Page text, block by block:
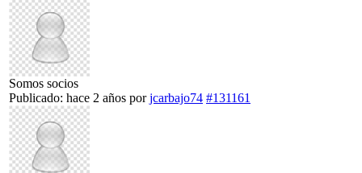
Somos socios
Publicado: hace 2 años porjcarbajo74 #131161